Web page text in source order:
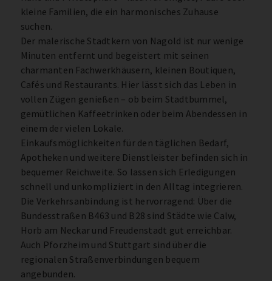
kleine Familien, die ein harmonisches Zuhause
suchen.
Der malerische Stadtkern von Nagold ist nur wenige
Minuten entfernt und begeistert mit seinen
charmanten Fachwerkhäusern, kleinen Boutiquen,
Cafés und Restaurants. Hier lässt sich das Leben in
vollen Zügen genießen – ob beim Stadtbummel,
gemütlichen Kaffeetrinken oder beim Abendessen in
einem der vielen Lokale.
Einkaufsmöglichkeiten für den täglichen Bedarf,
Apotheken und weitere Dienstleister befinden sich in
bequemer Reichweite. So lassen sich Erledigungen
schnell und unkompliziert in den Alltag integrieren.
Die Verkehrsanbindung ist hervorragend: Über die
Bundesstraßen B463 und B28 sind Städte wie Calw,
Horb am Neckar und Freudenstadt gut erreichbar.
Auch Pforzheim und Stuttgart sind über die
regionalen Straßenverbindungen bequem
angebunden.